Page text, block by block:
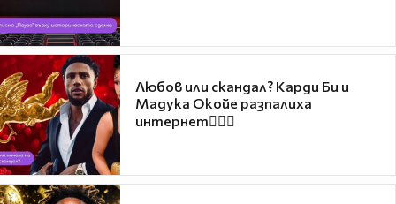
Любов или скандал? Карди Би и
Мадука Окойе разпалиха
интернет❤️‍🔥🔥